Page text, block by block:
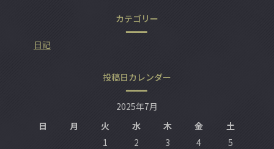
カテゴリー
日記
投稿日カレンダー
2025年7月
日
月 火 水 木 金 土
1 2 3 4
5